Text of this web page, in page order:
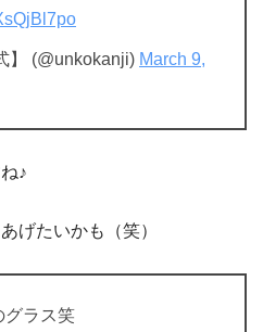
】 (@unkokanji) March 9,
♪
げたいかも（笑）
グラス笑